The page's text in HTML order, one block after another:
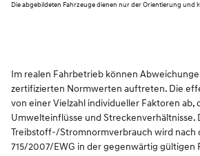
Die abgebildeten Fahrzeuge dienen nur der Orientierung und
Im realen Fahrbetrieb können
zertifizierten Normwerten auftreten. Die
von einer Vielzahl individueller Faktoren ab,
Umwelteinflüsse und Streckenverhältnisse.
Treibstoff-/Stromnormverbrauch wird nach
715/2007/EWG in der gegenwärtig gültigen